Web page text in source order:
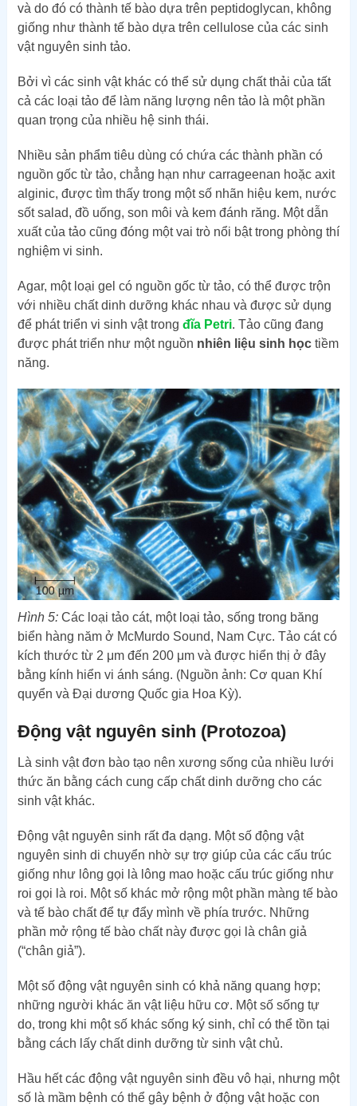
và do đó có thành tế bào dựa trên peptidoglycan, không
giống như thành tế bào dựa trên cellulose của các sinh
vật nguyên sinh tảo.
Bởi vì các sinh vật khác có thể sử dụng chất thải của tất
cả các loại tảo để làm năng lượng nên tảo là một phần
quan trọng của nhiều hệ sinh thái.
Nhiều sản phẩm tiêu dùng có chứa các thành phần có
nguồn gốc từ tảo, chẳng hạn như carrageenan hoặc axit
alginic, được tìm thấy trong một số nhãn hiệu kem, nước
sốt salad, đồ uống, son môi và kem đánh răng. Một dẫn
xuất của tảo cũng đóng một vai trò nổi bật trong phòng thí
nghiệm vi sinh.
Agar, một loại gel có nguồn gốc từ tảo, có thể được trộn
với nhiều chất dinh dưỡng khác nhau và được sử dụng
để phát triển vi sinh vật trong đĩa Petri. Tảo cũng đang
được phát triển như một nguồn nhiên liệu sinh họctiềm
năng.
Hình 5:Các loại tảo cát, một loại tảo, sống trong băng
biển hàng năm ở McMurdo Sound, Nam Cực. Tảo cát có
kích thước từ 2 μm đến 200 μm và được hiển thị ở đây
bằng kính hiển vi ánh sáng. (Nguồn ảnh: Cơ quan Khí
quyển và Đại dương Quốc gia Hoa Kỳ).
Động vật nguyên sinh (Protozoa)
Là sinh vật đơn bào tạo nên xương sống của nhiều lưới
thức ăn bằng cách cung cấp chất dinh dưỡng cho các
sinh vật khác.
Động vật nguyên sinh rất đa dạng. Một số động vật
nguyên sinh di chuyển nhờ sự trợ giúp của các cấu trúc
giống như lông gọi là lông mao hoặc cấu trúc giống như
roi gọi là roi. Một số khác mở rộng một phần màng tế bào
và tế bào chất để tự đẩy mình về phía trước. Những
phần mở rộng tế bào chất này được gọi là chân giả
(“chân giả”).
Một số động vật nguyên sinh có khả năng quang hợp;
những người khác ăn vật liệu hữu cơ. Một số sống tự
do, trong khi một số khác sống ký sinh, chỉ có thể tồn tại
bằng cách lấy chất dinh dưỡng từ sinh vật chủ.
Hầu hết các động vật nguyên sinh đều vô hại, nhưng một
số là mầm bệnh có thể gây bệnh ở động vật hoặc con